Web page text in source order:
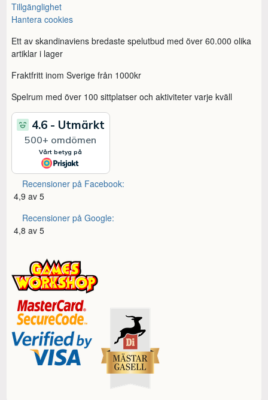
Tillgänglighet
Hantera cookies
Ett av skandinaviens bredaste spelutbud med över 60.000 olika
artiklar i lager
Fraktfritt inom Sverige från 1000kr
Spelrum med över 100 sittplatser och aktiviteter varje kväll
Recensioner på Facebook:
4,9 av 5
Recensioner på Google:
4,8 av 5